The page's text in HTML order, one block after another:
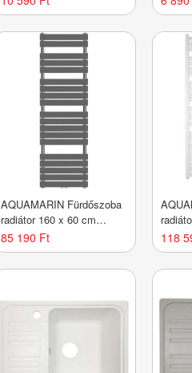
AQUAMARIN Fürdőszoba
radiátor 160 x 60 cm
antracit
85 190 Ft 118